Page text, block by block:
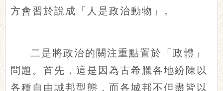
方會習於說成「人是政治動物」。
二是將政治的關注重點置於「政體」
問題。首先，這是因為古希臘各地紛陳以
各種自由城邦型態，而各城邦不但盡皆以